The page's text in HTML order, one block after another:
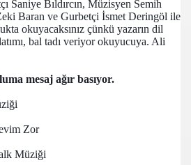
Baran ve Gurbetçi İsmet Deringöl ile
okuyacaksınız çünkü yazarın dil
bal tadı veriyor okuyucuya. Ali
mesaj ağır basıyor.
Zor
Müziği